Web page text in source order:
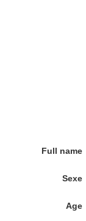
Full name
Sexe
Age